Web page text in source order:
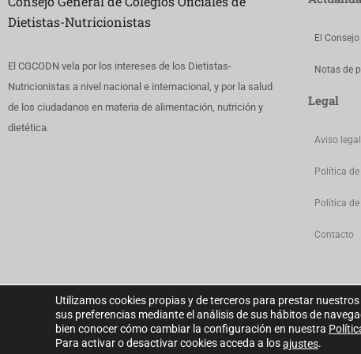
Dietistas-Nutricionistas
El CGCODN vela por los intereses de los Dietistas-
Nutricionistas a nivel nacional e internacional, y por la salud
de los ciudadanos en materia de alimentación, nutrición y
dietética.
El
Notas de
Legal
Aviso legal
Política
Política
Contacto
Consejo General de Colegios Oficiales de Dietistas-Nutricionistas ©
Utilizamos cookies propias y de terceros para prestar
sus preferencias mediante el análisis de sus hábitos de
bien conocer cómo cambiar la configuración en nuestra
Para activar o desactivar cookies acceda a losajustes.